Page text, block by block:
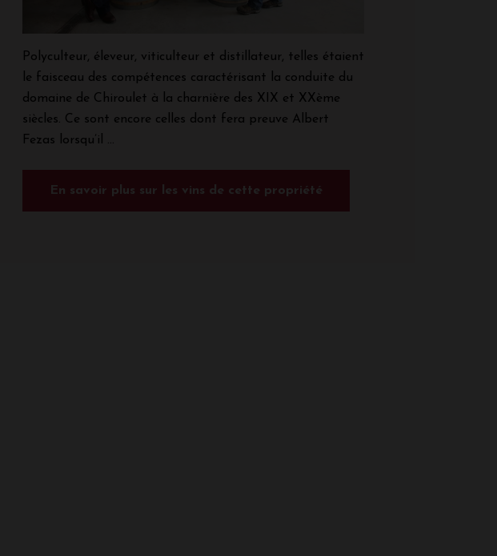
Polyculteur, éleveur, viticulteur et distillateur, telles étaient
le faisceau des compétences caractérisant la conduite du
domaine de Chiroulet à la charnière des XIX et XXème
siècles. Ce sont encore celles dont fera preuve Albert
Fezas lorsqu’il ...
En savoir plus sur les vins de cette propriété